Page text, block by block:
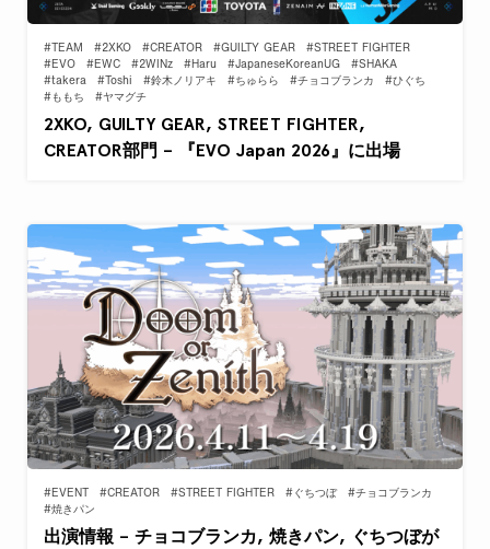
#TEAM #2XKO #CREATOR #GUILTY GEAR
#STREET FIGHTER
#EVO
#EWC #2WINz #Haru #JapaneseKoreanUG
#SHAKA
#takera
#Toshi #鈴木ノリアキ #ちゅらら #チョコブランカ
#ひぐち
#ももち
#ヤマグチ
2XKO, GUILTY GEAR, STREET FIGHTER,
CREATOR部門 – 『EVO Japan 2026』に出場
#EVENT #CREATOR #STREET FIGHTER #ぐちつぼ
#チョコブランカ
#焼きパン
出演情報 – チョコブランカ, 焼きパン, ぐちつぼが